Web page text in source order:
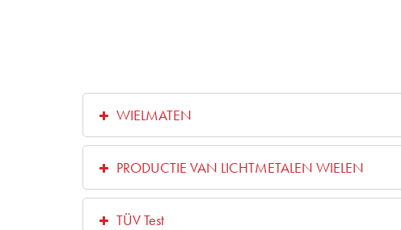
WIELMATEN
PRODUCTIE VAN LICHTMETALEN WIELEN
TÜV Test